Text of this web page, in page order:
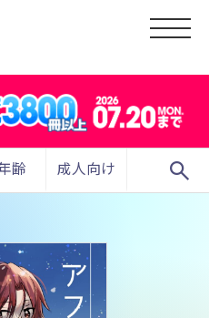
齢 成人向け search